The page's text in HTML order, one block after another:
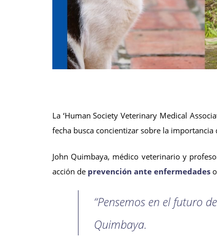
La ‘Human Society Veterinary Medical
fecha busca concientizar sobre la
John Quimbaya, médico veterinario y
acción de prevención ante enfermedades
“Pensemos en el futuro
Quimbaya.